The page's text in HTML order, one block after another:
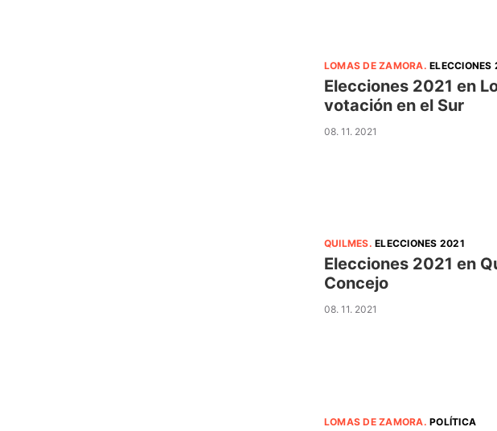
LOMAS DE ZAMORA.ELECCIONES
Elecciones 2021 en
votación en el Sur
08. 11. 2021
QUILMES.ELECCIONES 2021
Elecciones 2021 en
Concejo
08. 11. 2021
LOMAS DE ZAMORA.POLÍTICA